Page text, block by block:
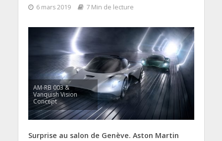
6 mars 2019 7 Min de lecture
AM-RB 003 &
Vanquish Vision
Concept
Surprise au salon de Genève. Aston Martin